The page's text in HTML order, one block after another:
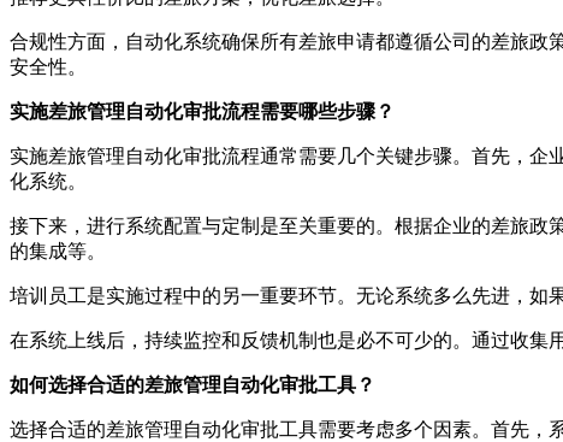
合规性方面，自动化系统确保所有差旅申请都遵循公司的差旅
安全性。
实施差旅管理自动化审批流程需要哪些步骤？
实施差旅管理自动化审批流程通常需要几个关键步骤。首先，
化系统。
接下来，进行系统配置与定制是至关重要的。根据企业的差旅
的集成等。
培训员工是实施过程中的另一重要环节。无论系统多么先进，如
在系统上线后，持续监控和反馈机制也是必不可少的。通过收集
如何选择合适的差旅管理自动化审批工具？
选择合适的差旅管理自动化审批工具需要考虑多个因素。首先